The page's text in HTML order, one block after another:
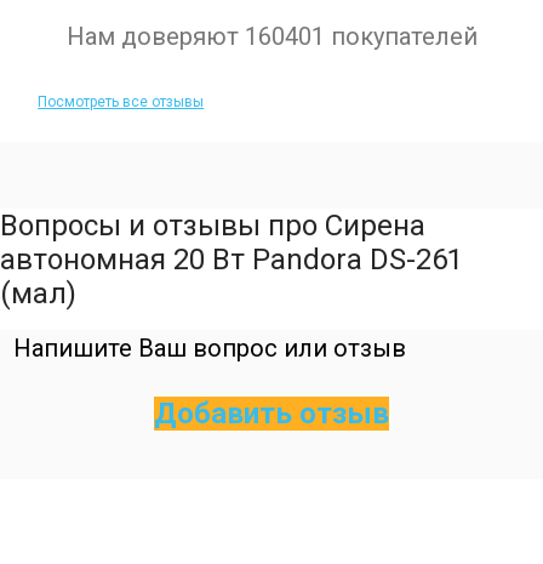
Нам доверяют 160401 покупателей
Посмотреть все отзывы
Вопросы и отзывы про Сирена
автономная 20 Вт Pandora DS-261
(мал)
Напишите Ваш вопрос или отзыв
Добавить отзыв